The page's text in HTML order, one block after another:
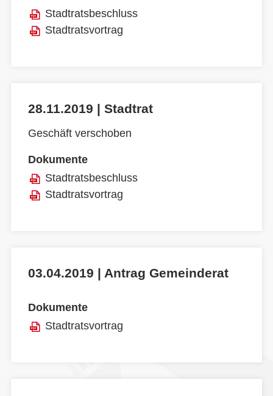
Stadtratsbeschluss
Stadtratsvortrag
28.11.2019 | Stadtrat
Geschäft verschoben
Dokumente
Stadtratsbeschluss
Stadtratsvortrag
03.04.2019 | Antrag Gemeinderat
Dokumente
Stadtratsvortrag